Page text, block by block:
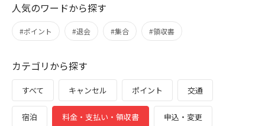
人気のワードから探す
#ポイント #退会 #集合 #領収書
カテゴリから探す
すべて キャンセル ポイント 交通
宿泊 料金・支払い・領収書 申込・変更